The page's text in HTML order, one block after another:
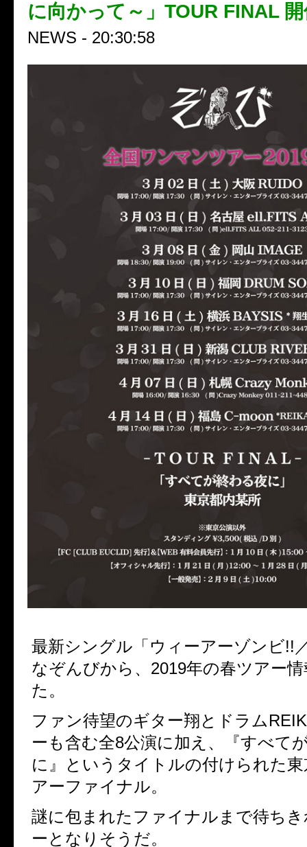
に向かって～」TOUR FINAL
NEWS - 20:30:58
最新シングル「ウィーアーゾンビ!!
なぞんびから、2019年の春ツアー
た。
ファン待望のギター翔とドラム
ーも含む全8公演に加え、
『すべて
に』というタイトルの付けられた
アーファイナル。
謎に包まれたファイナルまで待ち
ーとなりそうだ。